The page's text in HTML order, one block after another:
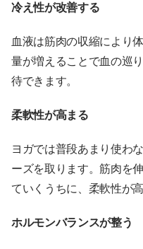
冷え性が改善する
血液は筋肉の収縮により
量が増えることで血の巡
待できます。
柔軟性が高まる
ヨガでは普段あまり使わ
ーズを取ります。筋肉を
ていくうちに、柔軟性が
ホルモンバランスが整う